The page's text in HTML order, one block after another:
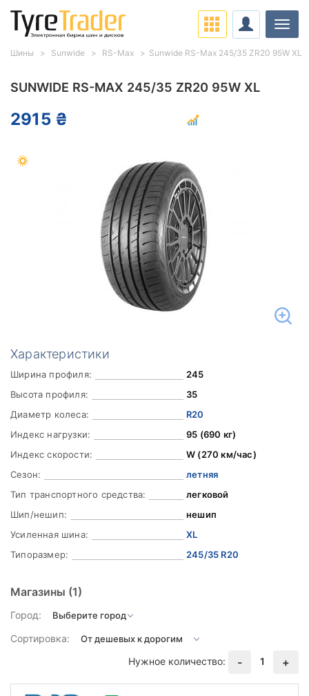
SUNWIDE RS-MAX 245/35 ZR20 95W XL
2915 ₴
Характеристики
Ширина профиля:
245
Высота профиля:
35
Диаметр колеса:
R20
Индекс нагрузки:
95 (690 кг)
Индекс скорости:
W (270 км/час)
Сезон:
летняя
Тип транспортного средства:
легковой
Шип/нешип:
нешип
Усиленная шина:
XL
Типоразмер:
245/35 R20
Магазины (1)
Город:
Сортировка:
Нужное количество:
- 1 +
Шины Sunwide RS-Max Sunwide RS-Max 245/35 ZR20 95W XL